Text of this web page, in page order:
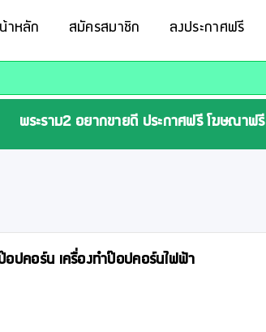
าหลัก สมัครสมาชิก ลงประกาศฟรี
พระราม2 อยากขายดี ประกาศฟรี โฆษณาฟรี
ปคอร์น เครื่องทำป๊อปคอร์นไฟฟ้า